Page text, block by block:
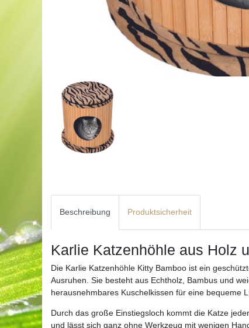
Beschreibung Produktsicherheit
Karlie Katzenhöhle aus Holz
Die Karlie Katzenhöhle Kitty Bamboo ist ein
Ausruhen. Sie besteht aus Echtholz, Bambus und
herausnehmbares Kuschelkissen für eine bequeme
Durch das große Einstiegsloch kommt die Katze
und lässt sich ganz ohne Werkzeug mit wenigen